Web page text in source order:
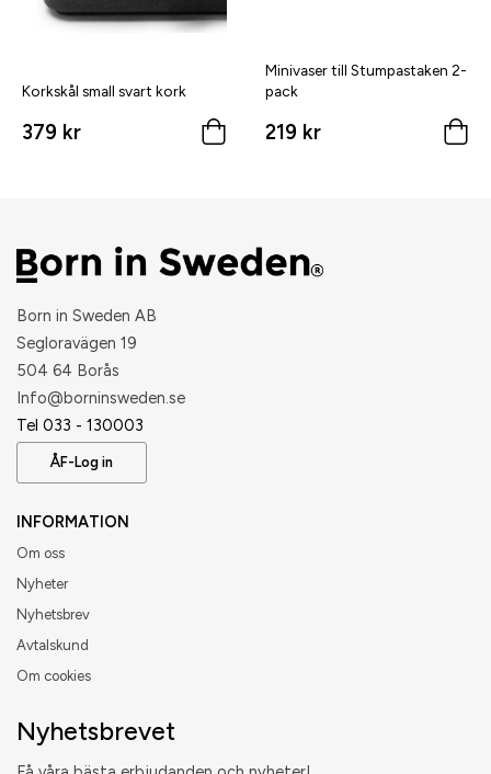
Korkskål small svart kork
379 kr
Minivaser till Stumpastaken 2-
pack
219 kr
Born in Sweden AB
Segloravägen 19
504 64 Borås
​Info@borninsweden.se
Tel 033 - 130003
ÅF-Log in
INFORMATION
Om oss
Nyheter
Nyhetsbrev
Avtalskund
Om cookies
Nyhetsbrevet